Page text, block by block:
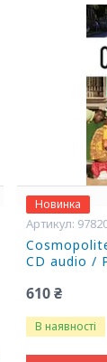
Новинка
CD audio /
610 ₴
В наявності